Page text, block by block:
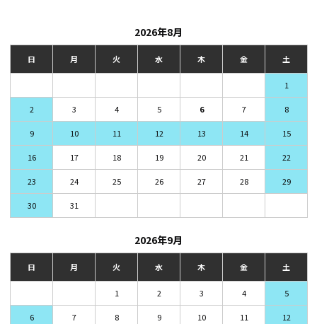
2026年8月
日 月 火 水 木 金 土
1
2 3 4 5 6 7 8
9 10 11 12 13 14 15
16 17 18 19 20 21 22
23 24 25 26 27 28 29
30 31
2026年9月
日 月 火 水 木 金 土
1 2 3 4 5
6 7 8 9 10 11 12